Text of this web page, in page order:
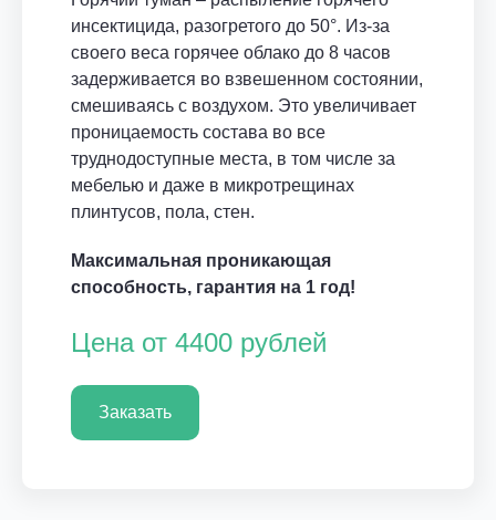
инсектицида, разогретого до 50°. Из-за
своего веса горячее облако до 8 часов
задерживается во взвешенном состоянии,
смешиваясь с воздухом. Это увеличивает
проницаемость состава во все
труднодоступные места, в том числе за
мебелью и даже в микротрещинах
плинтусов, пола, стен.
Максимальная проникающая
способность, гарантия на 1 год!
Цена от 4400 рублей
Заказать